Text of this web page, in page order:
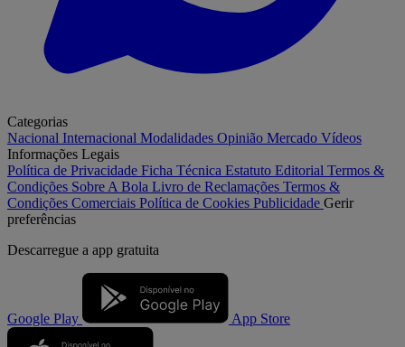
Categorias
Nacional Internacional Modalidades Opinião Mercado Vídeos
Informações Legais
Política de Privacidade Ficha Técnica Estatuto Editorial Termos &
Condições Sobre A Bola Livro de Reclamações Termos &
Condições Comerciais Política de Cookies Publicidade Gerir
preferências
Descarregue a app gratuita
Google Play App Store